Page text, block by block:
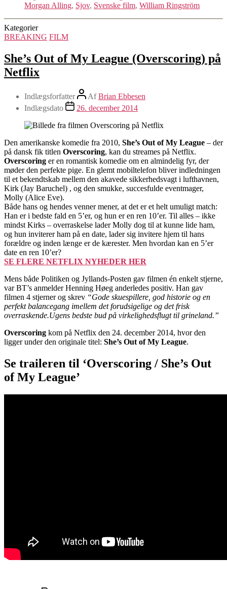
Morgan Alling, Sjov, Svenske film, William Ringström
Kategorier
BREAKING FILM
She’s Out of My League (Overscoring) på
Netflix
Indlægsforfatter AfBrian Ebbesen
Indlægsdato
26. december 2014
Den amerikanske komedie fra 2010, She’s Out of My League – der
på dansk fik titlen Overscoring, kan du streames på Netflix.
Overscoring er en romantisk komedie om en almindelig fyr, der
møder den perfekte pige. En glemt mobiltelefon bliver indledningen
til et bekendtskab mellem den akavede sikkerhedsvagt i lufthavnen,
Kirk (Jay Baruchel) , og den smukke, succesfulde eventmager,
Molly (Alice Eve).
Både hans og hendes venner mener, at det er et helt umuligt match:
Han er i bedste fald en 5’er, og hun er en ren 10’er. Til alles – ikke
mindst Kirks – overraskelse lader Molly dog til at kunne lide ham,
og hun inviterer ham på en date, lader sig invitere hjem til hans
forældre og inden længe er de kærester. Men hvordan kan en 5’er
date en ren 10’er?
SE FLERE NETFLIX NYHEDER HER
Mens både Politiken og Jyllands-Posten gav filmen én enkelt stjerne,
var BT’s anmelder Henning Høeg anderledes positiv. Han gav
filmen 4 stjerner og skrev “Gode skuespillere, god historie og en
perfekt balancegang imellem det forudsigelige og det frisk
overraskende.Ugens bedste bud på virkelighedsflugt til grineland.”
Overscoring kom på Netflix den 24. december 2014, hvor den
ligger under den originale titel: She’s Out of My League.
Se traileren til ‘Overscoring / She’s Out
of My League’